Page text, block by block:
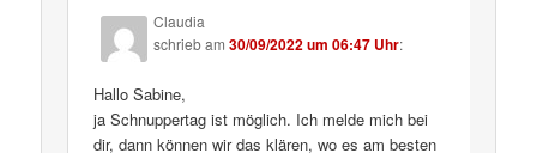
Claudia
schriebam30/09/2022 um 06:47 Uhr:
Hallo Sabine,
ja Schnuppertag ist möglich. Ich melde mich bei
dir, dann können wir das klären, wo es am besten